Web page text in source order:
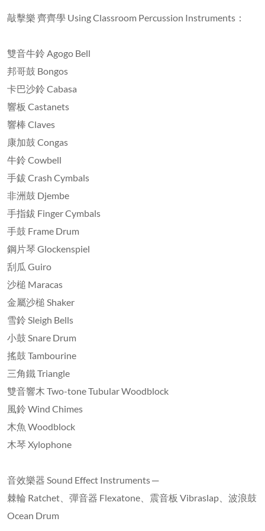
敲擊樂 齊齊學 Using Classroom Percussion Instruments：
雙音牛鈴 Agogo Bell
邦哥鼓 Bongos
卡巴沙鈴 Cabasa
響板 Castanets
響棒 Claves
康加鼓 Congas
牛鈴 Cowbell
手鈸 Crash Cymbals
非洲鼓 Djembe
手指鈸 Finger Cymbals
手鼓 Frame Drum
鋼片琴 Glockenspiel
刮瓜 Guiro
沙槌 Maracas
金屬沙槌 Shaker
雪鈴 Sleigh Bells
小鼓 Snare Drum
搖鼓 Tambourine
三角鐵 Triangle
雙音響木 Two-tone Tubular Woodblock
風鈴 Wind Chimes
木魚 Woodblock
木琴 Xylophone
音效樂器 Sound Effect Instruments ─
棘輪 Ratchet、彈音器 Flexatone、震音板 Vibraslap、波浪鼓
Ocean Drum